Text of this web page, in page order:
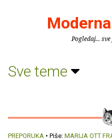
Pogledaj... sve
Sve teme
PREPORUKA • Piše: MARIJA OTT